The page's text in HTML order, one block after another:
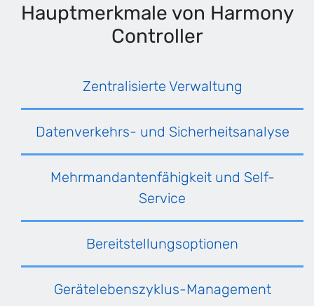
Hauptmerkmale von Harmony
Controller
Zentralisierte Verwaltung
Datenverkehrs- und Sicherheitsanalyse
Mehrmandantenfähigkeit und Self-
Service
Bereitstellungsoptionen
Gerätelebenszyklus-Management